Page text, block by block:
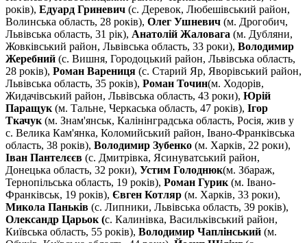
років), Едуард Гриневич (с. Деревок, Любешівський район,
Волинська область, 28 років), Олег Ушневич (м. Дрогобич,
Львівська область, 31 рік), Анатолій Жаловага (м. Дубляни,
Жовківський район, Львівська область, 33 роки), Володимир
Жеребний (с. Вишня, Городоцький район, Львівська область,
28 років), Роман Варениця (с. Старий Яр, Яворівський район,
Львівська область, 35 років), Роман Точин(м. Ходорів,
Жидачівський район, Львівська область, 43 роки), Юрій
Паращук (м. Тальне, Черкаська область, 47 років), Ігор
Ткачук (м. Знам'янськ, Калінінградська область, Росія, жив у
с. Велика Кам'янка, Коломийський район, Івано-Франківська
область, 38 років), Володимир Зубенко (м. Харків, 22 роки),
Іван Пантелєєв (с. Дмитрівка, Ясинуватський район,
Донецька область, 32 роки), Устим Голоднюк(м. Збараж,
Тернопільська область, 19 років), Роман Гурик (м. Івано-
Франківськ, 19 років), Євген Котляр (м. Харків, 33 роки),
Микола Паньків (с. Липники, Львівська область, 39 років),
Олександр Царьок (с. Калинівка, Васильківський район,
Київська область, 55 років), Володимир Чаплінський (м.